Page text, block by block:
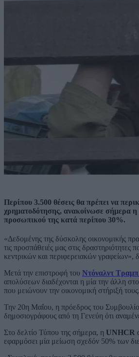
Περίπου 3.500 θέσεις θα πρέπει να
χρηματοδότησης, ανακοίνωσε σήμερα
προσωπικού της κατά περίπου 30%.
«Δεδομένης της δύσκολης οικονομικής
τις προσπάθειές μας στις
κεντρικών και περιφερειακών
Μετά την επιστροφή του Ντόναλντ
απολύσεων διαδέχονται η μία την άλλη
που μειώνουν την οικονομική στήριξή τους.
Την 20η Μαΐου, η πρόεδρος του
δημοσιογράφους από τη Γενεύη ότι
Στο δελτίο Τύπου της σήμερα, η UNHCR
εφαρμόσει μία μείωση σχεδόν 50% των